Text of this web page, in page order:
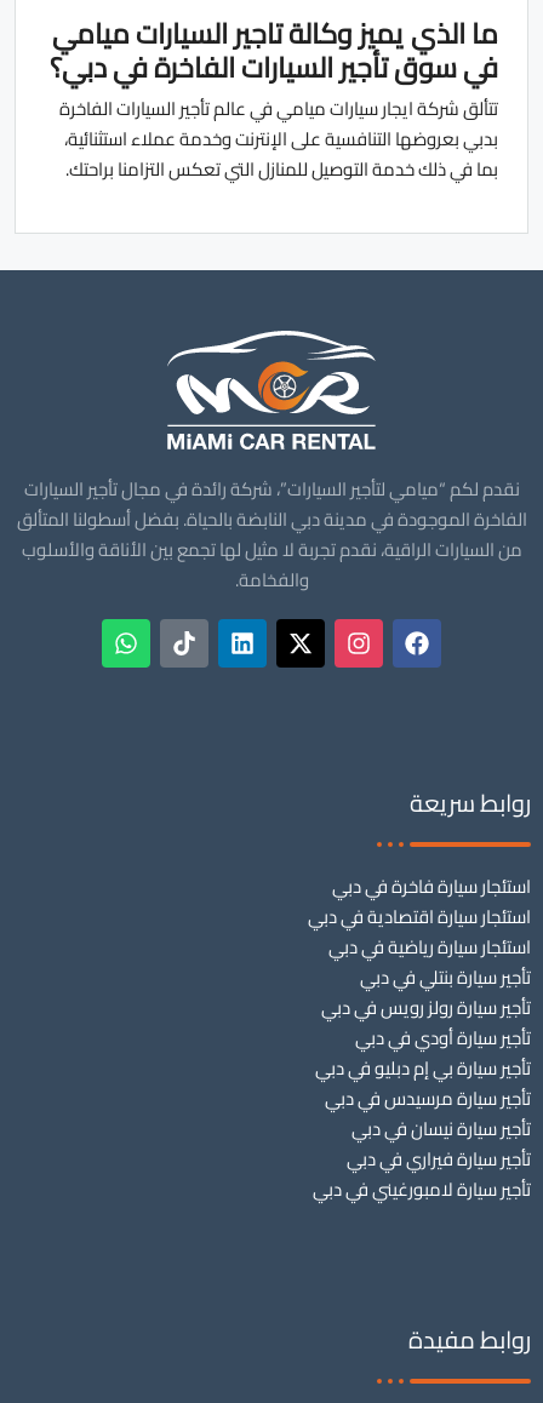
ما الذي يميز وكالة تاجير السيارات ميامي
في سوق تأجير السيارات الفاخرة في دبي؟
تتألق شركة ايجار سيارات ميامي في عالم تأجير السيارات الفاخرة
بدبي بعروضها التنافسية على الإنترنت وخدمة عملاء استثنائية،
بما في ذلك خدمة التوصيل للمنازل التي تعكس التزامنا براحتك.
نقدم لكم “ميامي لتأجير السيارات”، شركة رائدة في مجال تأجير السيارات
الفاخرة الموجودة في مدينة دبي النابضة بالحياة. بفضل أسطولنا المتألق
من السيارات الراقية، نقدم تجربة لا مثيل لها تجمع بين الأناقة والأسلوب
والفخامة.
روابط سريعة
استئجار سيارة فاخرة في دبي
استئجار سيارة اقتصادية في دبي
استئجار سيارة رياضية في دبي
تأجير سيارة بنتلي في دبي
تأجير سيارة رولز رويس في دبي
تأجير سيارة أودي في دبي
تأجير سيارة بي إم دبليو في دبي
تأجير سيارة مرسيدس في دبي
تأجير سيارة نيسان في دبي
تأجير سيارة فيراري في دبي
تأجير سيارة لامبورغيني في دبي
روابط مفيدة